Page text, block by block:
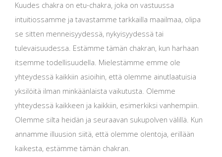
Kuudes chakra on etu-chakra, joka on vastuussa
intuitiossamme ja tavastamme tarkkailla maailmaa, olipa
se sitten menneisyydessä, nykyisyydessä tai
tulevaisuudessa. Estämme tämän chakran, kun harhaan
itsemme todellisuudella. Mielestämme emme ole
yhteydessä kaikkiin asioihin, että olemme ainutlaatuisia
yksilöitä ilman minkäänlaista vaikutusta. Olemme
yhteydessä kaikkeen ja kaikkiin, esimerkiksi vanhempiin.
Olemme silta heidän ja seuraavan sukupolven välillä. Kun
annamme illuusion siitä, että olemme olentoja, erillään
kaikesta, estämme tämän chakran.